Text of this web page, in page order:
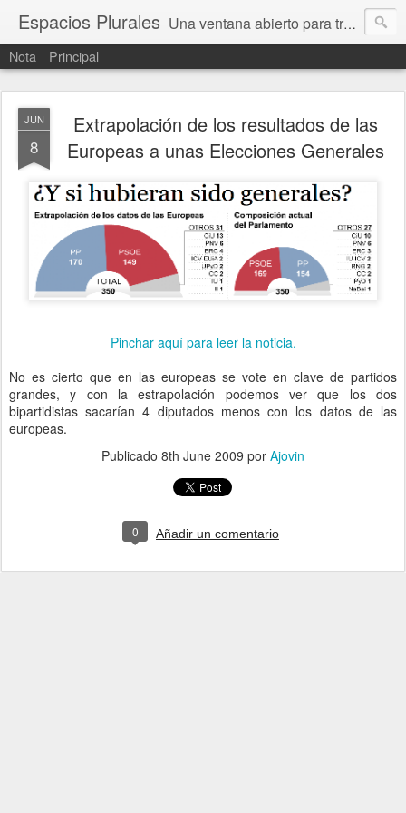
Espacios Plurales Una ventana abierto para tratar problemas que nos afectan a todxs. Temas sociales, educación, cultura, economía, política, derechos, calidad de vida. Estamos gobernados, pero queremos una calidad mayor en la política.
Nota Principal
JUN
8
Extrapolación de los resultados de las
Europeas a unas Elecciones Generales
Pinchar aquí para leer la noticia.
No es cierto que en las europeas se vote en clave de partidos
grandes, y con la estrapolación podemos ver que los dos
bipartidistas sacarían 4 diputados menos con los datos de las
europeas.
Publicado 8th June 2009 por Ajovin
0 Añadir un comentario